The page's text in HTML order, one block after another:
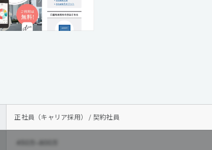
正社員（キャリア採用） / 契約社員